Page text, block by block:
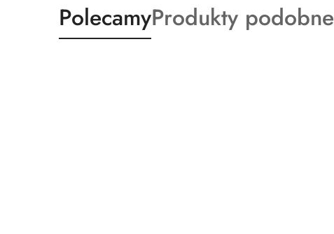
Produkty
o
PolecamyProdukty
o
Produkty podobne